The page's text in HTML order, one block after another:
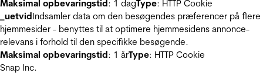
Maksimal opbevaringstid: 1 dagType: HTTP Cookie
_uetvidIndsamler data om den besøgendes præferencer på flere
hjemmesider - benyttes til at optimere hjemmesidens annonce-
relevans i forhold til den specifikke besøgende.
Maksimal opbevaringstid: 1 årType: HTTP Cookie
Snap Inc.